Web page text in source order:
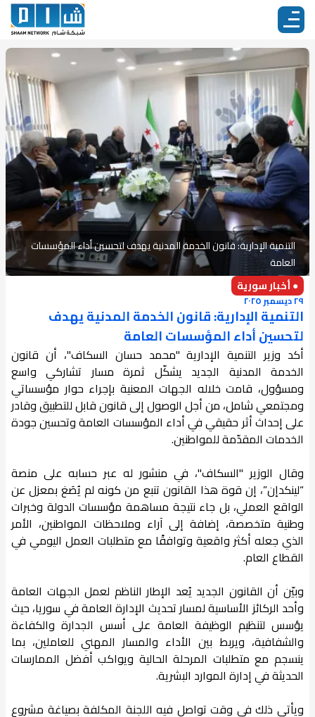
التنمية الإدارية: قانون الخدمة المدنية يهدف لتحسين أداء المؤسسات
العامة
● أخبار سورية
٢٩ ديسمبر ٢٠٢٥
التنمية الإدارية: قانون الخدمة المدنية يهدف
لتحسين أداء المؤسسات العامة
أكد وزير التنمية الإدارية "محمد حسان السكاف"، أن قانون
الخدمة المدنية الجديد يشكّل ثمرة مسار تشاركي واسع
ومسؤول، قامت خلاله الجهات المعنية بإجراء حوار مؤسساتي
ومجتمعي شامل، من أجل الوصول إلى قانون قابل للتطبيق وقادر
على إحداث أثر حقيقي في أداء المؤسسات العامة وتحسين جودة
الخدمات المقدّمة للمواطنين.
وقال الوزير "السكاف"، في منشور له عبر حسابه على منصة
“لينكدإن”، إن قوة هذا القانون تنبع من كونه لم يُصَغ بمعزل عن
الواقع العملي، بل جاء نتيجة مساهمة مؤسسات الدولة وخبرات
وطنية متخصصة، إضافة إلى آراء وملاحظات المواطنين، الأمر
الذي جعله أكثر واقعية وتوافقًا مع متطلبات العمل اليومي في
القطاع العام.
وبيّن أن القانون الجديد يُعد الإطار الناظم لعمل الجهات العامة
وأحد الركائز الأساسية لمسار تحديث الإدارة العامة في سوريا، حيث
يؤسس لتنظيم الوظيفة العامة على أسس الجدارة والكفاءة
والشفافية، ويربط بين الأداء والمسار المهني للعاملين، بما
ينسجم مع متطلبات المرحلة الحالية ويواكب أفضل الممارسات
الحديثة في إدارة الموارد البشرية.
ويأتي ذلك في وقت تواصل فيه اللجنة المكلفة بصياغة مشروع